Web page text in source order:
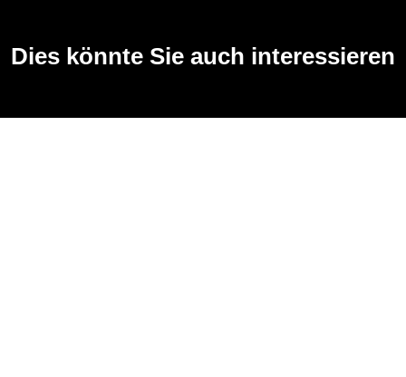
Dies könnte Sie auch interessieren